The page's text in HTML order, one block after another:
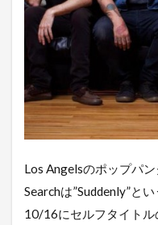
Los Angelsのポップパ
Searchは”Suddenly”と
10/16にセルフタイトル